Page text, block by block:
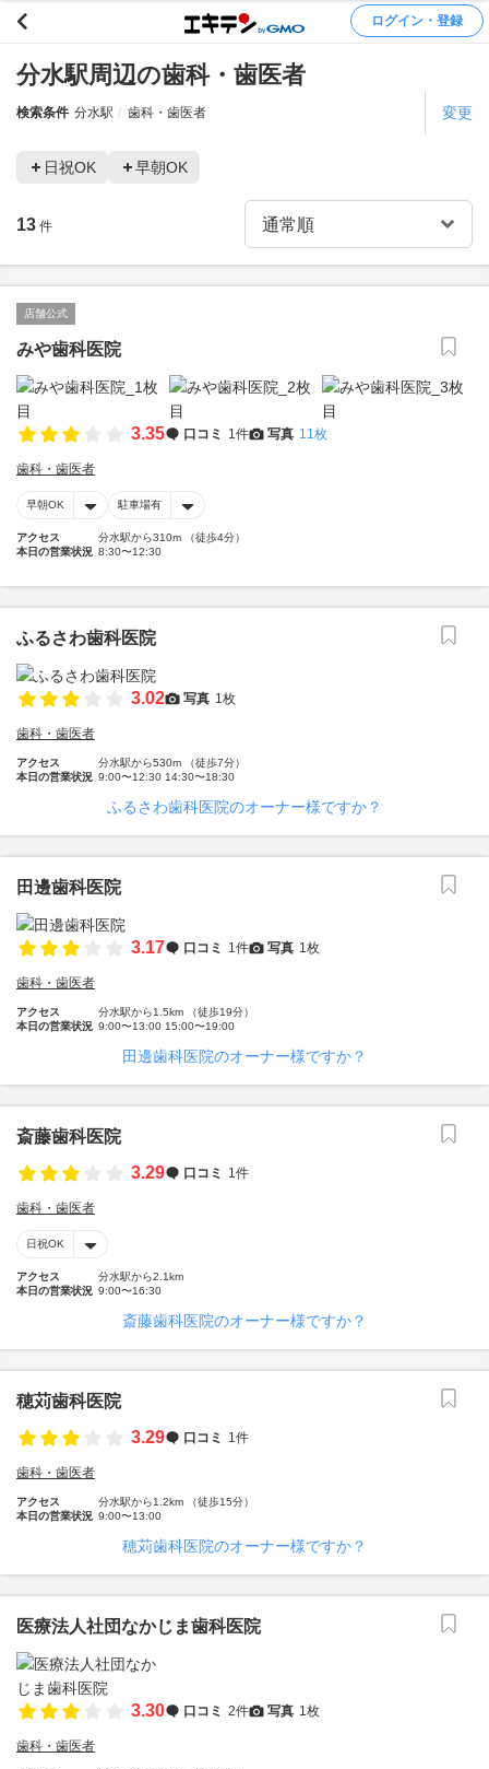
ログイン・登録
分水駅周辺の歯科・歯医者
検索条件 分水駅 歯科・歯医者 変更
日祝OK 早朝OK
13 件
店舗公式
みや歯科医院
3.35 口コミ 1件 写真 11枚
歯科・歯医者
早朝OK 駐車場有
アクセス
分水駅から310m （徒歩4分）
本日の営業状況 8:30〜12:30
ふるさわ歯科医院
3.02 写真 1枚
歯科・歯医者
アクセス
分水駅から530m （徒歩7分）
本日の営業状況 9:00〜12:30 14:30〜18:30
ふるさわ歯科医院のオーナー様ですか？
田邊歯科医院
3.17 口コミ 1件 写真 1枚
歯科・歯医者
アクセス
分水駅から1.5km （徒歩19分）
本日の営業状況 9:00〜13:00 15:00〜19:00
田邊歯科医院のオーナー様ですか？
斎藤歯科医院
3.29
口コミ 1件
歯科・歯医者
日祝OK
アクセス
分水駅から2.1km
本日の営業状況 9:00〜16:30
斎藤歯科医院のオーナー様ですか？
穂苅歯科医院
3.29
口コミ 1件
歯科・歯医者
アクセス
分水駅から1.2km （徒歩15分）
本日の営業状況 9:00〜13:00
穂苅歯科医院のオーナー様ですか？
医療法人社団なかじま歯科医院
3.30 口コミ 2件 写真 1枚
歯科・歯医者